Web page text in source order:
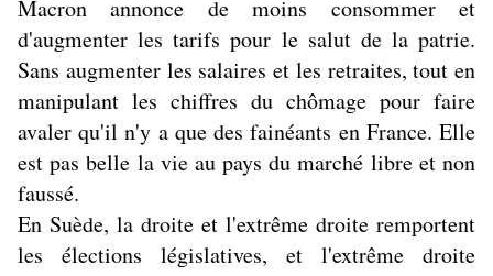
Macron annonce de moins consommer et
d'augmenter les tarifs pour le salut de la patrie.
Sans augmenter les salaires et les retraites, tout en
manipulant les chiffres du chômage pour faire
avaler qu'il n'y a que des fainéants en France. Elle
est pas belle la vie au pays du marché libre et non
faussé.
En Suède, la droite et l'extrême droite remportent
les élections législatives, et l'extrême droite